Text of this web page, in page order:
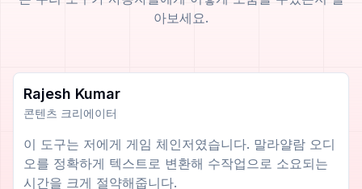
아보세요.
Rajesh Kumar
콘텐츠 크리에이터
이 도구는 저에게 게임 체인저였습니다. 말라얄람 오디
오를 정확하게 텍스트로 변환해 수작업으로 소요되는
시간을 크게 절약해줍니다.